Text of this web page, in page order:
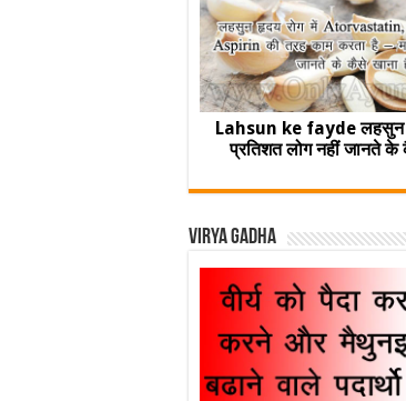
Lahsun ke fayde लहसुन
प्रतिशत लोग नहीं जानते
Virya Gadha